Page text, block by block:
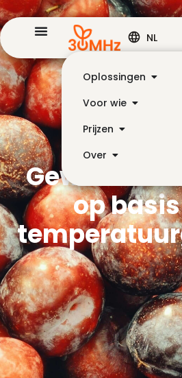
Oplossingen
Voor wie
Prijzen
Over
NL
op